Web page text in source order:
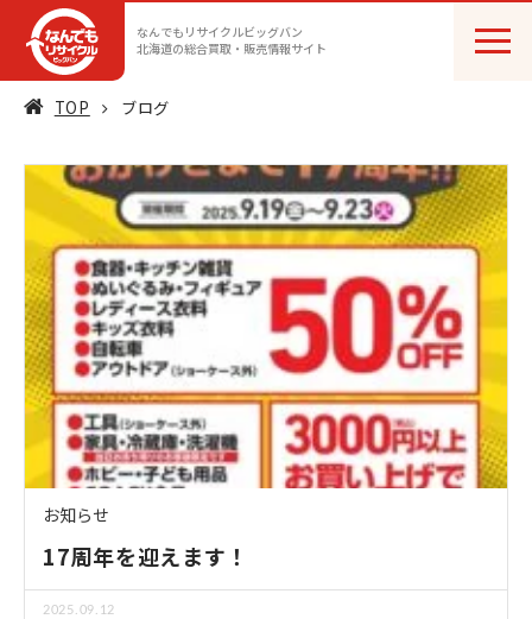
なんでもリサイクルビッグバン
北海道の総合買取・販売情報サイト
TOP ブログ
お知らせ
17周年を迎えます！
2025.09.12